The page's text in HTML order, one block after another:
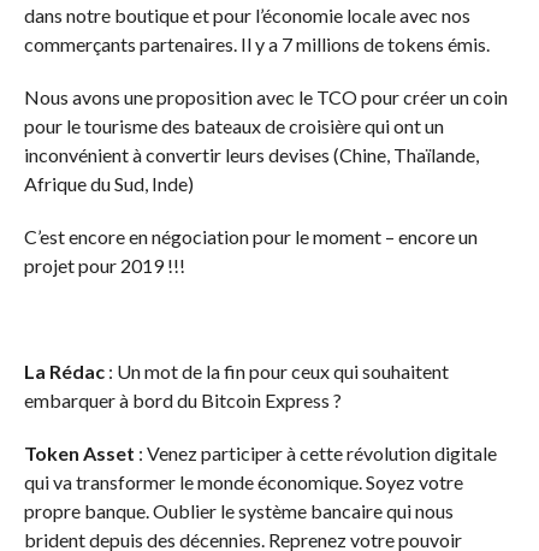
dans notre boutique et pour l’économie locale avec nos
commerçants partenaires. Il y a 7 millions de tokens émis.
Nous avons une proposition avec le TCO pour créer un coin
pour le tourisme des bateaux de croisière qui ont un
inconvénient à convertir leurs devises (Chine, Thaïlande,
Afrique du Sud, Inde)
C’est encore en négociation pour le moment – encore un
projet pour 2019 !!!
La Rédac: Un mot de la fin pour ceux qui souhaitent
embarquer à bord du Bitcoin Express ?
Token Asset : Venez participer à cette révolution digitale
qui va transformer le monde économique. Soyez votre
propre banque. Oublier le système bancaire qui nous
brident depuis des décennies. Reprenez votre pouvoir